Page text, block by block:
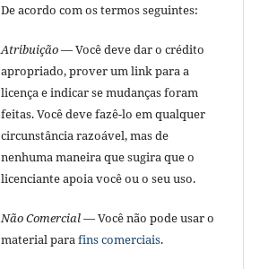
De acordo com os termos seguintes:
Atribuição— Você deve dar o crédito
apropriado, prover um link para a
licença e indicar se mudanças foram
feitas. Você deve fazê-lo em qualquer
circunstância razoável, mas de
nenhuma maneira que sugira que o
licenciante apoia você ou o seu uso.
Não Comercial— Você não pode usar o
material parafins comerciais.